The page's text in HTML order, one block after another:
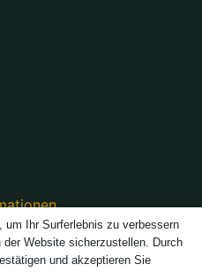
um Ihr Surferlebnis zu verbessern
Website sicherzustellen. Durch
und akzeptieren Sie